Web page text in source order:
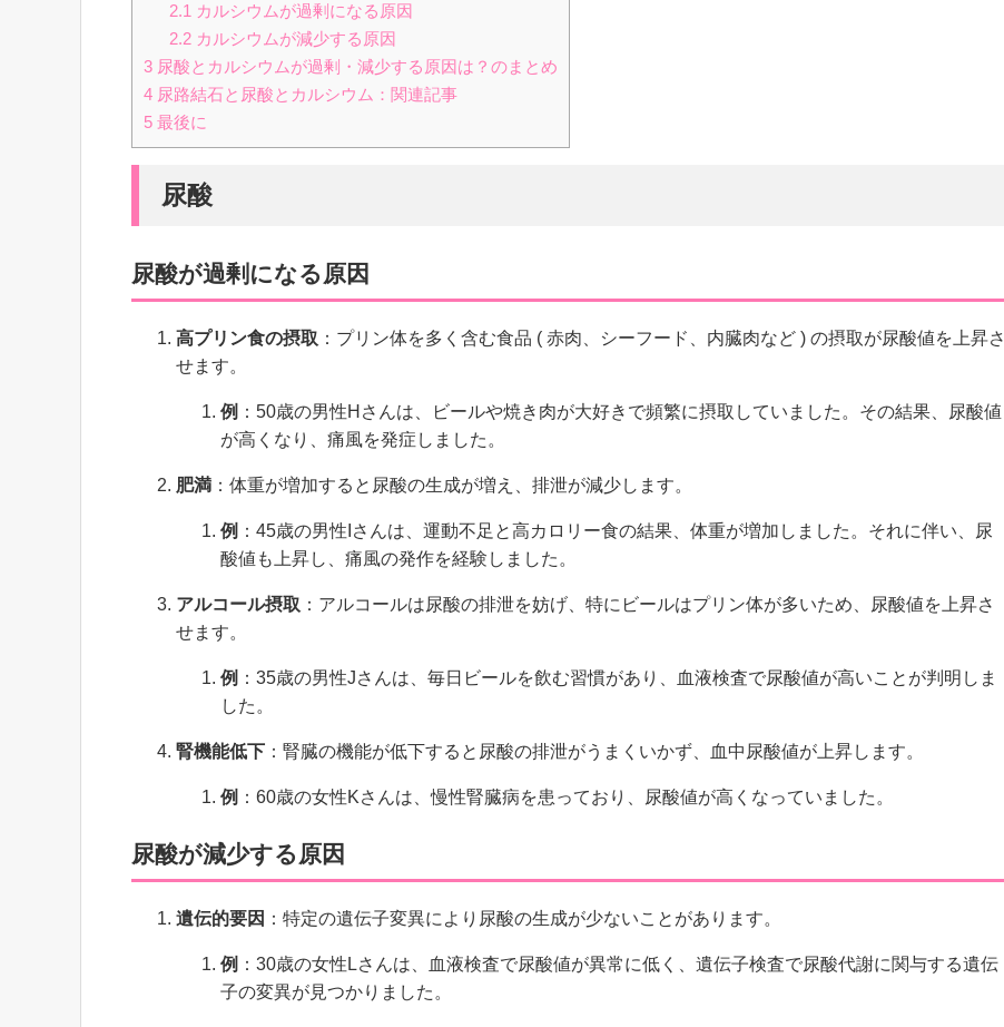
2.1 カルシウムが過剰になる原因
2.2カルシウムが減少する原因
3 尿酸とカルシウムが過剰・減少する原因は？のまとめ
4 尿路結石と尿酸とカルシウム：関連記事
5 最後に
尿酸
尿酸が過剰になる原因
高プリン食の摂取 ：プリン体を多く含む食品 ( 赤肉、シーフード、内臓肉など ) の摂取が尿酸値を上昇さ
せます。
例 ：50歳の男性Hさんは、ビールや焼き肉が大好きで頻繁に摂取していました。その結果、尿酸値
が高くなり、痛風を発症しました。
肥満 ：体重が増加すると尿酸の生成が増え、排泄が減少します。
例 ：45歳の男性Iさんは、運動不足と高カロリー食の結果、体重が増加しました。それに伴い、尿
酸値も上昇し、痛風の発作を経験しました。
アルコール摂取 ：アルコールは尿酸の排泄を妨げ、特にビールはプリン体が多いため、尿酸値を上昇さ
せます。
例 ：35歳の男性Jさんは、毎日ビールを飲む習慣があり、血液検査で尿酸値が高いことが判明しま
した。
腎機能低下 ：腎臓の機能が低下すると尿酸の排泄がうまくいかず、血中尿酸値が上昇します。
例 ：60歳の女性Kさんは、慢性腎臓病を患っており、尿酸値が高くなっていました。
尿酸が減少する原因
遺伝的要因 ：特定の遺伝子変異により尿酸の生成が少ないことがあります。
例 ：30歳の女性Lさんは、血液検査で尿酸値が異常に低く、遺伝子検査で尿酸代謝に関与する遺伝
子の変異が見つかりました。